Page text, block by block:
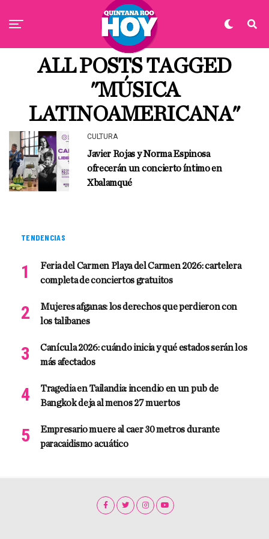
ALL POSTS TAGGED
"MÚSICA
LATINOAMERICANA"
CULTURA
Javier Rojas y Norma Espinosa
ofrecerán un concierto íntimo en
Xbalamqué
TENDENCIAS
Feria del Carmen Playa del Carmen 2026: cartelera
completa de conciertos gratuitos
Mujeres afganas: los derechos que perdieron con
los talibanes
Canícula 2026: cuándo inicia y qué estados serán los
más afectados
Tragedia en Tailandia: incendio en un pub de
Bangkok deja al menos 27 muertos
Empresario muere al caer 30 metros durante
paracaidismo acuático